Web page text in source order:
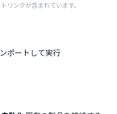
リンクが含まれています。
ポートして実行